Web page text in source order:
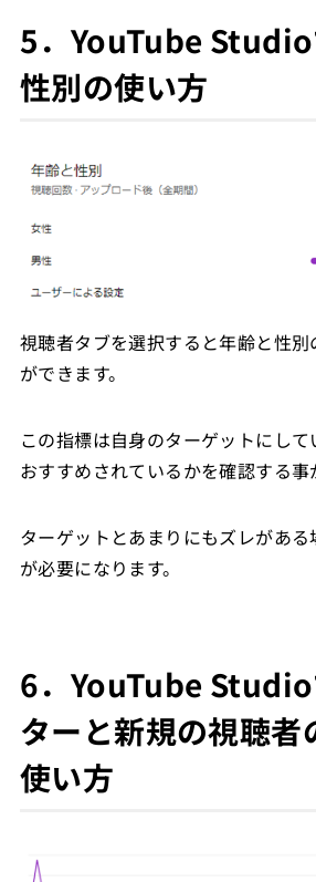
5．YouTube Studio
性別の使い方
視聴者タブを選択すると年齢と性
ができます。
この指標は自身のターゲットにし
おすすめされているかを確認する事
ターゲットとあまりにもズレがあ
が必要になります。
6．YouTube
ターと新規の視聴者
使い方